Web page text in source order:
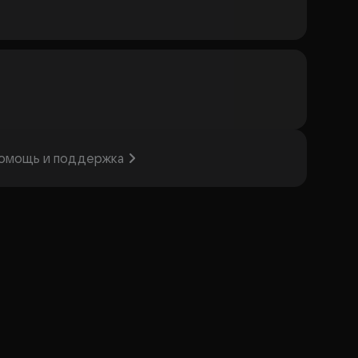
и поддержка